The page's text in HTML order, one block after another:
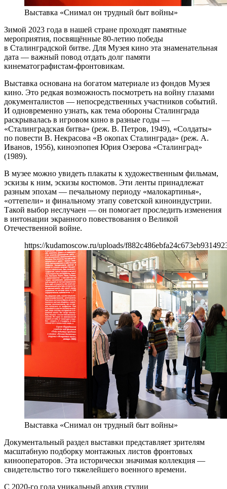
Выставка «Снимал он трудный быт войны»
Зимой 2023 года в нашей стране проходят памятные
мероприятия, посвящённые 80-летию победы
в Сталинградской битве. Для Музея кино эта знаменательная
дата — важный повод отдать долг памяти
кинематографистам-фронтовикам.
Выставка основана на богатом материале из фондов Музея
кино. Это редкая возможность посмотреть на войну глазами
документалистов — непосредственных участников событий.
И одновременно узнать, как тема обороны Сталинграда
раскрывалась в игровом кино в разные годы —
«Сталинградская битва» (реж. В. Петров, 1949), «Солдаты»
по повести В. Некрасова «В окопах Сталинграда» (реж. А.
Иванов, 1956), киноэпопея Юрия Озерова «Сталинград»
(1989).
В музее можно увидеть плакаты к художественным фильмам,
эскизы к ним, эскизы костюмов. Эти ленты принадлежат
разным эпохам — печальному периоду «малокартинья»,
«оттепели» и финальному этапу советской киноиндустрии.
Такой выбор неслучаен — он помогает проследить изменения
в интонации экранного повествования о Великой
Отечественной войне.
https://kudamoscow.ru/uploads/
Выставка «Снимал он трудный быт войны»
Документальный раздел выставки представляет зрителям
масштабную подборку монтажных листов фронтовых
кинооператоров. Эта исторически значимая коллекция —
свидетельство того тяжелейшего военного времени.
С 2020-го года уникальный архив студии